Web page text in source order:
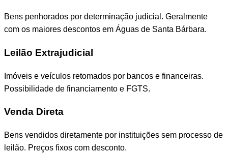
Bens penhorados por determinação judicial. Geralmente
com os maiores descontos em Águas de Santa Bárbara.
Leilão Extrajudicial
Imóveis e veículos retomados por bancos e financeiras.
Possibilidade de financiamento e FGTS.
Venda Direta
Bens vendidos diretamente por instituições sem processo de
leilão. Preços fixos com desconto.